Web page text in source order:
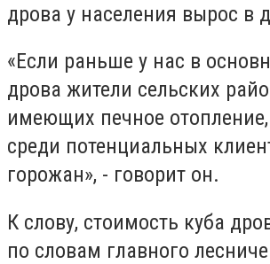
дрова у населения вырос в
«Если раньше у нас в
дрова жители сельских
имеющих печное отопление,
среди потенциальных
горожан», - говорит он.
К слову, стоимость куба
по словам главного